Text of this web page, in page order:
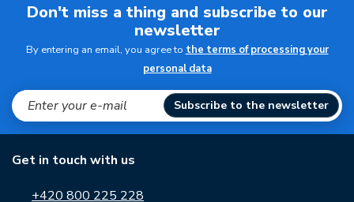
Don't miss a thing and subscribe to our
newsletter
By entering an email, you agree to the terms of processing your
personal data
Subscribe to the newsletter
Get in touch with us
+420 800 225 228